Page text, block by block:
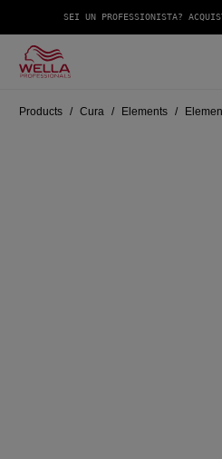
SEI UN PROFESSIONISTA?
Products Cura Elements